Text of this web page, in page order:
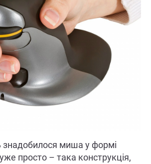
знадобилося миша у формі
просто – така конструкція,